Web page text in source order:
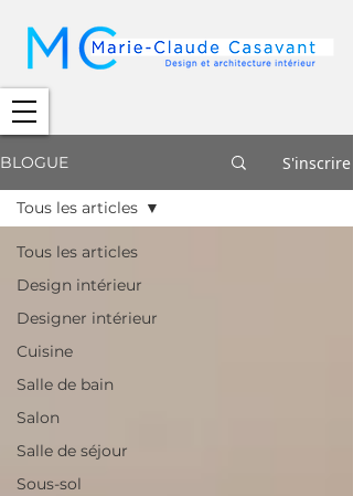
BLOGUE S'inscrire
Tous les articles
Design intérieur
Designer intérieur
Cuisine
Salle de bain
Salon
Salle de séjour
Sous-sol
Tous les articles